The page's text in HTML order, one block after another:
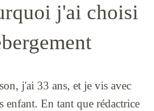
j'ai choisi
j'ai 33 ans, et je vis avec
enfant. En tant que rédactrice